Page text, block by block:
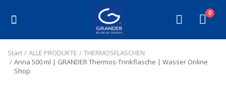
0
ALLE PRODUKTE
WASSER
Start ALLE PRODUKTE
THERMOSFLASCHEN
Anna 500 ml | GRANDER Thermos-Trinkflasche | Wasser Online
Shop